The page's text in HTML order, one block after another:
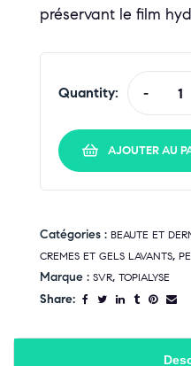
préservant le film
Quantity: -
AJOUTER AU
Catégories : BEAUTE ET
CREMES ET GELS LAVANTS,
Marque : SVR, TOPIALYSE
Share: